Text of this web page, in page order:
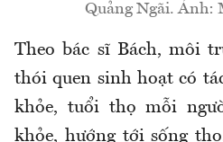
Quảng Ngãi. Ảnh:
Theo bác sĩ Bách, môi
thói quen sinh hoạt có
khỏe, tuổi thọ mỗi
khỏe, hướng tới sống